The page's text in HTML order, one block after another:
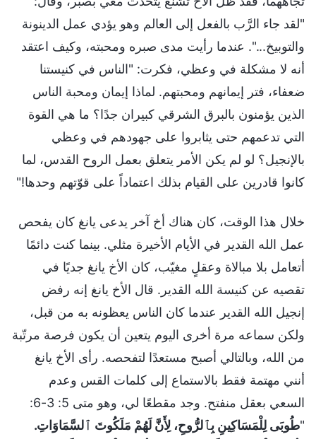
"لقد جاء الرَّب بالفعل إلى العالم وهو يؤدي عمل الدينونة
والتوبيخ...". عندما رأيت مدى صبره ومحبته، وكيف اعتقد
أنه لا مشكلة في وعظي، فكرت: "الناس في كنيستنا
ضعفاء، فتر إيمانهم ومحبتهم. لماذا إيمان ومحبة الناس
الذين يؤمنون بالبرق الشرقي كبيران جدًا؟ ما هي القوة
التي تدعمهم حتى يثابروا على جهودهم في وعظي
بالإنجيل؟ لو لم يكن الأمر يتعلق بعمل الروح القدس، لما
كانوا قادرين على القيام بذلك اعتماداً على قوّتهم وحدها!"
خلال هذا الوقت، كان هناك أخ آخر يدعى يانغ كان يفحص
عمل الله القدير في الأيام الأخيرة مثلي. بينما كنت دائمًا
أتعامل بلا مبالاة وعقلٍ مغيّب، كان الأخ يانغ جديًا في
تقصيه عن كنيسة الله القدير. قال الأخ يانغ إنه رفض
إنجيل الله القدير عندما كان الناس يعظونه به من قبل،
ولكن سماعه مرة أخرى اليوم يتعين أن يكون فرصة مرتّبة
من الله، وبالتالي أصبح مستعدًا لتفحصه. رأى الأخ يانغ
أنني مهتمة فقط بالاستماع إلى كلمات القس وعدم
السعي بعقل منفتح. وجد مقطعًا لي، وهو متى 5: 3-6:
"طُوبَى لِلْمَسَاكِينِ بِٱلرُّوحِ، لِأَنَّ لَهُمْ مَلَكُوتَ ٱلسَّمَاوَاتِ.